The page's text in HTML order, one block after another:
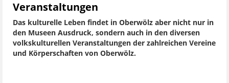
Veranstaltungen
Das kulturelle Leben findet in Oberwölz aber nicht nur in
den Museen Ausdruck, sondern auch in den diversen
volkskulturellen Veranstaltungen der zahlreichen Vereine
und Körperschaften von Oberwölz.